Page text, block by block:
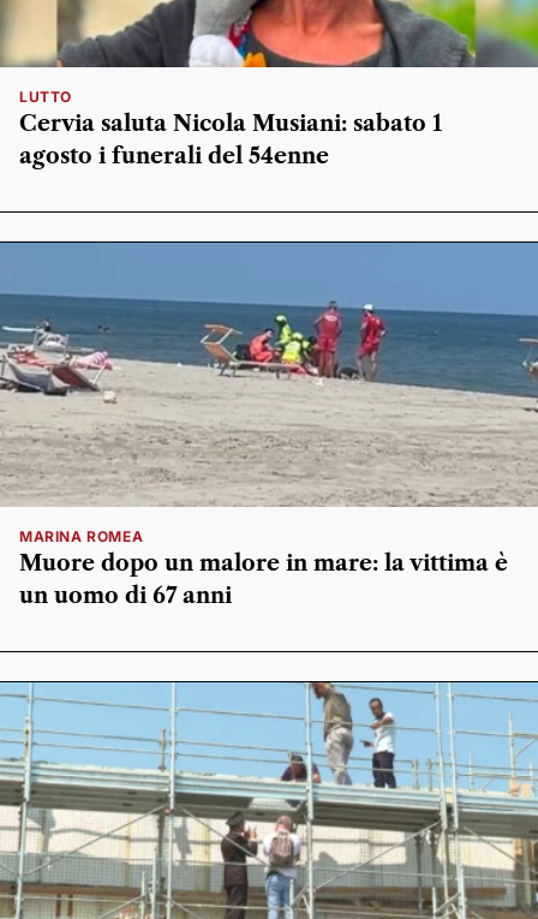
LUTTO
Cervia saluta Nicola Musiani: sabato 1
agosto i funerali del 54enne
MARINA ROMEA
Muore dopo un malore in mare: la vittima è
un uomo di 67 anni